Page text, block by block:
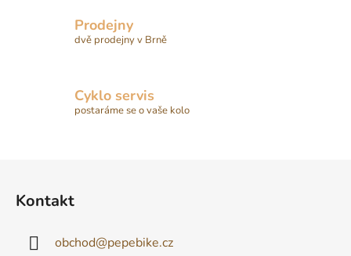
i
Prodejny
dvě prodejny v Brně
Cyklo servis
postaráme se o vaše kolo
Kontakt
obchod@pepebike.cz